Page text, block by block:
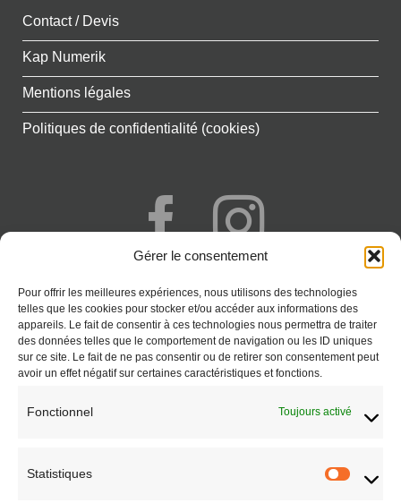
Gérer le consentement
Pour offrir les meilleures expériences, nous utilisons des technologies
telles que les cookies pour stocker et/ou accéder aux informations des
appareils. Le fait de consentir à ces technologies nous permettra de traiter
des données telles que le comportement de navigation ou les ID uniques
sur ce site. Le fait de ne pas consentir ou de retirer son consentement peut
avoir un effet négatif sur certaines caractéristiques et fonctions.
Fonctionnel Toujours activé
Statistiques
Contact / Devis
Kap Numerik
Mentions légales
Politiques de confidentialité (cookies)
Saint-Paul - Réunion
CONTACT